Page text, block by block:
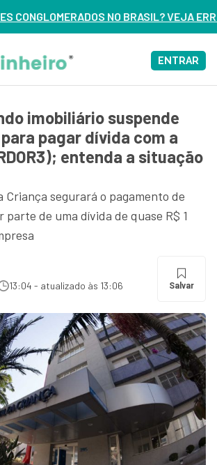
VEJA ERROS DE 3 DELES – ASSISTA
ENTRAR
imobiliário suspende
pagar dívida com a
entenda a situação
Criança segurará o pagamento de
parte de uma dívida de quase R$ 1
13:04 - atualizado às 13:06 Salvar